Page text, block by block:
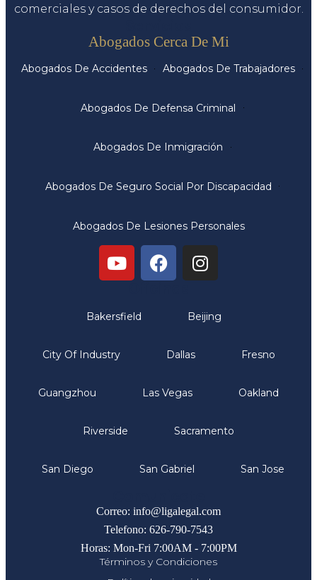
comerciales y casos de derechos del consumidor.
Abogados Cerca De Mi
Abogados De Accidentes Abogados De Trabajadores
Abogados De Defensa Criminal
Abogados De Inmigración
Abogados De Seguro Social Por Discapacidad
Abogados De Lesiones Personales
Bakersfield Beijing
City Of Industry Dallas Fresno
Guangzhou Las Vegas Oakland
Riverside Sacramento
San Diego San Gabriel San Jose
Correo: info@ligalegal.com
Telefono: 626-790-7543
Horas: Mon-Fri 7:00AM - 7:00PM
Términos y Condiciones